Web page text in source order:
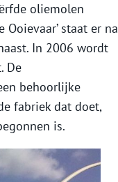
oliemolen
staat er na
In 2006 wordt
De
behoorlijke
fabriek dat doet,
is.